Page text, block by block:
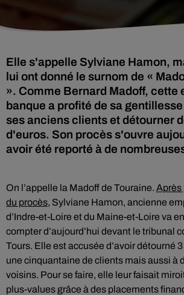
Elle s'appelle Sylviane Hamon,
lui ont donné le surnom de «
». Comme Bernard Madoff, cette
banque a profité de sa
ses anciens clients et détourner
d'euros. Son procès s'ouvre
avoir été reporté à de
On l’appelle la Madoff de Touraine. Après
du procès, Sylviane Hamon, ancienne
d’Indre-et-Loire et du Maine-et-Loire va
compter d’aujourd’hui devant le tribunal
Tours. Elle est accusée d’avoir détourné
une cinquantaine de clients mais aussi à
voisins. Pour se faire, elle leur faisait
plus-values grâce à des placements